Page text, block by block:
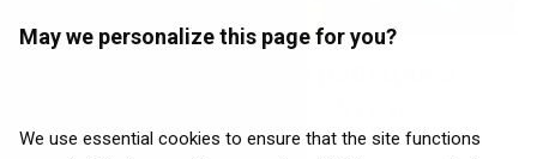
May we personalize this page for you?
We use essential cookies to ensure that the site functions
Копенгагене